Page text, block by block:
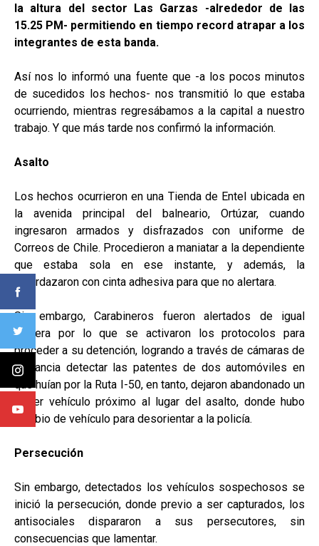
la altura del sector Las Garzas -alrededor de las
15.25 PM- permitiendo en tiempo record atrapar a los
integrantes de esta banda.
Así nos lo informó una fuente que -a los pocos minutos
de sucedidos los hechos- nos transmitió lo que estaba
ocurriendo, mientras regresábamos a la capital a nuestro
trabajo. Y que más tarde nos confirmó la información.
Asalto
Los hechos ocurrieron en una Tienda de Entel ubicada en
la avenida principal del balneario, Ortúzar, cuando
ingresaron armados y disfrazados con uniforme de
Correos de Chile. Procedieron a maniatar a la dependiente
que estaba sola en ese instante, y además, la
amordazaron con cinta adhesiva para que no alertara.
Sin embargo, Carabineros fueron alertados de igual
manera por lo que se activaron los protocolos para
proceder a su detención, logrando a través de cámaras de
vigilancia detectar las patentes de dos automóviles en
que huían por la Ruta I-50, en tanto, dejaron abandonado un
tercer vehículo próximo al lugar del asalto, donde hubo
cambio de vehículo para desorientar a la policía.
Persecución
Sin embargo, detectados los vehículos sospechosos se
inició la persecución, donde previo a ser capturados, los
antisociales dispararon a sus persecutores, sin
consecuencias que lamentar.